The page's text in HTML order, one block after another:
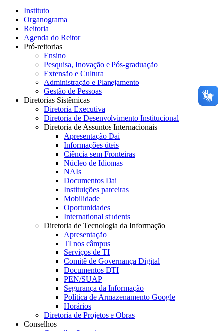
Instituto
Organograma
Reitoria
Agenda do Reitor
Pró-reitorias
Ensino
Pesquisa, Inovação e Pós-graduação
Extensão e Cultura
Administração e Planejamento
Gestão de Pessoas
Diretorias Sistêmicas
Diretoria Executiva
Diretoria de Desenvolvimento Institucional
Diretoria de Assuntos Internacionais
Apresentação Dai
Informações úteis
Ciência sem Fronteiras
Núcleo de Idiomas
NAIs
Documentos Dai
Instituições parceiras
Mobilidade
Oportunidades
International students
Diretoria de Tecnologia da Informação
Apresentação
TI nos câmpus
Serviços de TI
Comitê de Governança Digital
Documentos DTI
PEN/SUAP
Segurança da Informação
Política de Armazenamento Google
Horários
Diretoria de Projetos e Obras
Conselhos